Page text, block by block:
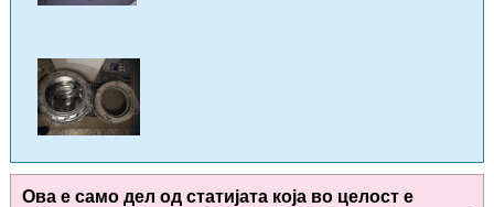
Ова е само дел од статијата која во целост е